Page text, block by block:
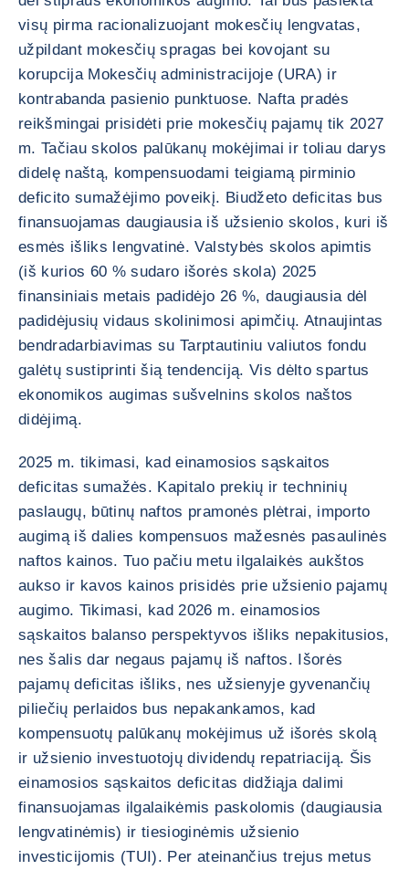
visų pirma racionalizuojant mokesčių lengvatas,
užpildant mokesčių spragas bei kovojant su
korupcija Mokesčių administracijoje (URA) ir
kontrabanda pasienio punktuose. Nafta pradės
reikšmingai prisidėti prie mokesčių pajamų tik 2027
m. Tačiau skolos palūkanų mokėjimai ir toliau darys
didelę naštą, kompensuodami teigiamą pirminio
deficito sumažėjimo poveikį. Biudžeto deficitas bus
finansuojamas daugiausia iš užsienio skolos, kuri iš
esmės išliks lengvatinė. Valstybės skolos apimtis
(iš kurios 60 % sudaro išorės skola) 2025
finansiniais metais padidėjo 26 %, daugiausia dėl
padidėjusių vidaus skolinimosi apimčių. Atnaujintas
bendradarbiavimas su Tarptautiniu valiutos fondu
galėtų sustiprinti šią tendenciją. Vis dėlto spartus
ekonomikos augimas sušvelnins skolos naštos
didėjimą.
2025 m. tikimasi, kad einamosios sąskaitos
deficitas sumažės. Kapitalo prekių ir techninių
paslaugų, būtinų naftos pramonės plėtrai, importo
augimą iš dalies kompensuos mažesnės pasaulinės
naftos kainos. Tuo pačiu metu ilgalaikės aukštos
aukso ir kavos kainos prisidės prie užsienio pajamų
augimo. Tikimasi, kad 2026 m. einamosios
sąskaitos balanso perspektyvos išliks nepakitusios,
nes šalis dar negaus pajamų iš naftos. Išorės
pajamų deficitas išliks, nes užsienyje gyvenančių
piliečių perlaidos bus nepakankamos, kad
kompensuotų palūkanų mokėjimus už išorės skolą
ir užsienio investuotojų dividendų repatriaciją. Šis
einamosios sąskaitos deficitas didžiąja dalimi
finansuojamas ilgalaikėmis paskolomis (daugiausia
lengvatinėmis) ir tiesioginėmis užsienio
investicijomis (TUI). Per ateinančius trejus metus